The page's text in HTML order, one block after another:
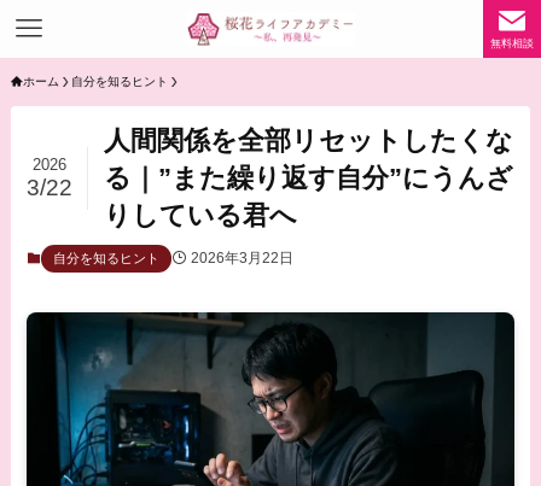
無料相談
ホーム 自分を知るヒント
人間関係を全部リセットしたくな
る｜”また繰り返す自分”にうんざ
りしている君へ
2026
3/22
自分を知るヒント 2026年3月22日